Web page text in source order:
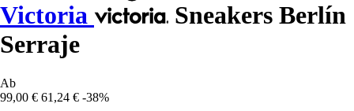
Victoria
Sneakers Berlín
Serraje
Ab
99,00 € 61,24 € -38%